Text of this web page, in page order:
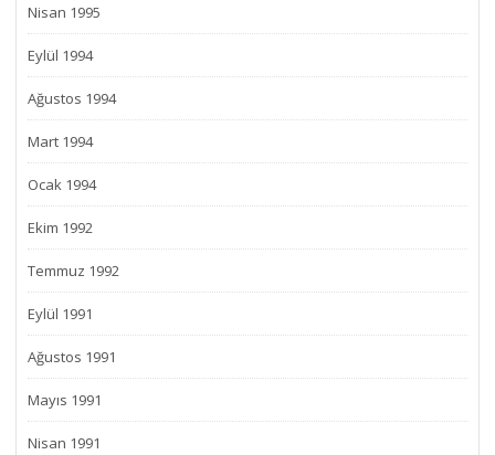
Nisan 1995
Eylül 1994
Ağustos 1994
Mart 1994
Ocak 1994
Ekim 1992
Temmuz 1992
Eylül 1991
Ağustos 1991
Mayıs 1991
Nisan 1991